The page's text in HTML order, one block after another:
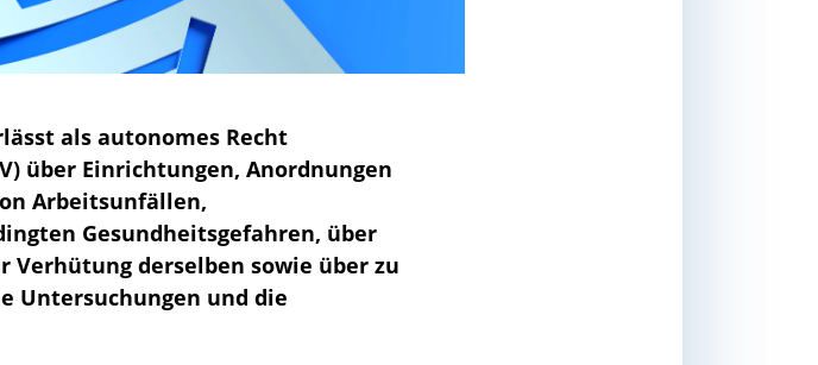
als autonomes Recht
über Einrichtungen, Anordnungen
Arbeitsunfällen,
Gesundheitsgefahren, über
Verhütung derselben sowie über zu
Untersuchungen und die